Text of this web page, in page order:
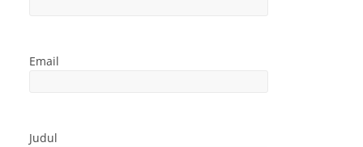
Email
Judul